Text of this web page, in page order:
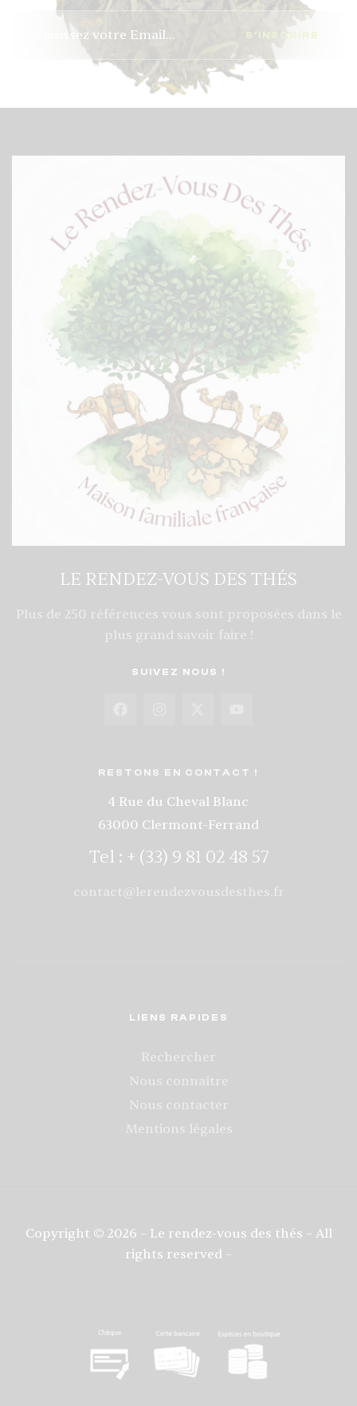
S'INSCRIRE
LE RENDEZ-VOUS DES THÉS
Plus de 250 références vous sont proposées dans le
plus grand savoir faire !
SUIVEZ NOUS !
LIENS RAPIDES
Rechercher
Nous connaître
Nous contacter
Mentions légales
RESTONS EN CONTACT !
4 Rue du Cheval Blanc
63000 Clermont-Ferrand
Tel : + (33) 9 81 02 48 57
contact@lerendezvousdesthes.fr
Copyright © 2026 – Le rendez-vous des thés – All
rights reserved –